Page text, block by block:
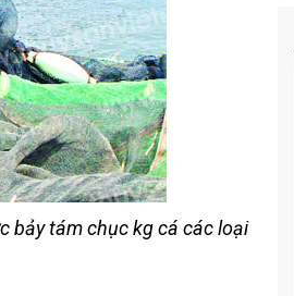
bảy tám chục kg cá các loại